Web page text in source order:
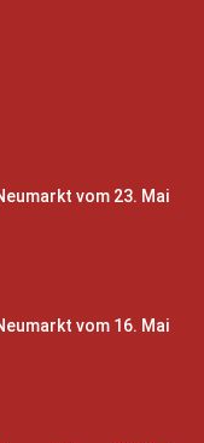
vom 23. Mai
vom 16. Mai